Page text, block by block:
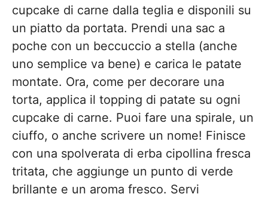
cupcake di carne dalla teglia e disponili su
un piatto da portata. Prendi una sac a
poche con un beccuccio a stella (anche
uno semplice va bene) e carica le patate
montate. Ora, come per decorare una
torta, applica il topping di patate su ogni
cupcake di carne. Puoi fare una spirale, un
ciuffo, o anche scrivere un nome! Finisce
con una spolverata di erba cipollina fresca
tritata, che aggiunge un punto di verde
brillante e un aroma fresco. Servi